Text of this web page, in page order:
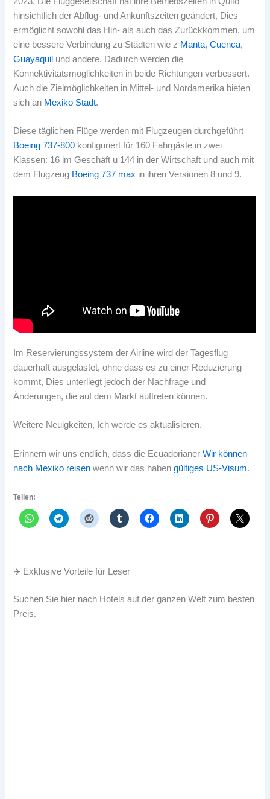
hinsichtlich der Abflug- und Ankunftszeiten geändert, Dies
ermöglicht sowohl das Hin- als auch das Zurückkommen, um
eine bessere Verbindung zu Städten wie z Manta,Cuenca,
Guayaquil und andere, Dadurch werden die
Konnektivitätsmöglichkeiten in beide Richtungen verbessert.
Auch die Zielmöglichkeiten in Mittel- und Nordamerika bieten
sich an Mexiko Stadt.
Diese täglichen Flüge werden mit Flugzeugen durchgeführt
Boeing 737-800 konfiguriert für 160 Fahrgäste in zwei
Klassen: 16 im Geschäft u 144 in der Wirtschaft und auch mit
dem Flugzeug Boeing 737 max in ihren Versionen 8 und 9.
Im Reservierungssystem der Airline wird der Tagesflug
dauerhaft ausgelastet, ohne dass es zu einer Reduzierung
kommt, Dies unterliegt jedoch der Nachfrage und
Änderungen, die auf dem Markt auftreten können.
Weitere Neuigkeiten, Ich werde es aktualisieren.
Erinnern wir uns endlich, dass die EcuadorianerWir können
nach Mexiko reisen wenn wir das habengültiges US-Visum.
Teilen:
✈️ Exklusive Vorteile für Leser
Suchen Sie hier nach Hotels auf der ganzen Welt zum besten
Preis.